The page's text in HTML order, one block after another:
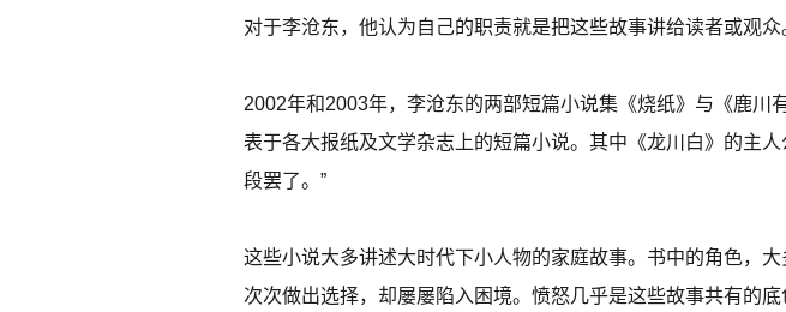
对于李沧东，他认为自己的职责就是把这些故事讲给读者或观众
2002年和2003年，李沧东的两部短篇小说集《烧纸》与《鹿
表于各大报纸及文学杂志上的短篇小说。其中《龙川白》的主
段罢了。”
这些小说大多讲述大时代下小人物的家庭故事。书中的角色，
次次做出选择，却屡屡陷入困境。愤怒几乎是这些故事共有的